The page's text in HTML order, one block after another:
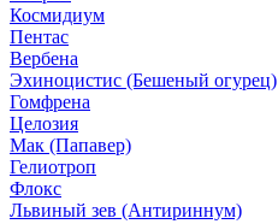
Космидиум
Пентас
Вербена
Эхиноцистис (Бешеный огурец)
Гомфрена
Целозия
Мак (Папавер)
Гелиотроп
Флокс
Львиный зев (Антириннум)